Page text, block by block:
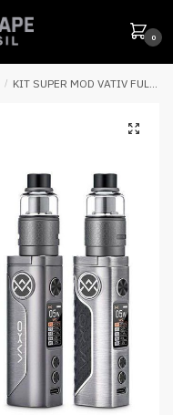
0
/ KIT SUPER MOD VATIV FULL EDITION 100W TANK PnM SUPER 5ML – OXVA